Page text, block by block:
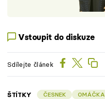
Vstoupit do diskuze
Sdílejte článek
ŠTÍTKY ČESNEK OMÁČKA